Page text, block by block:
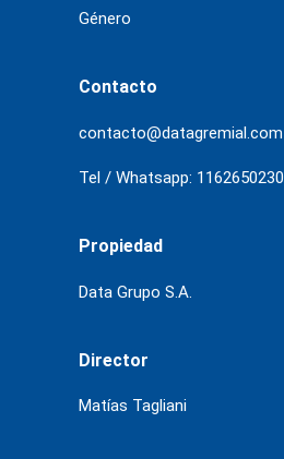
Género
Contacto
contacto@datagremial.com
Tel / Whatsapp: 1162650230
Propiedad
Data Grupo S.A.
Director
Matías Tagliani